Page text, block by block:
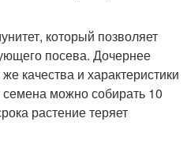
который позволяет
посева. Дочернее
качества и характеристики
можно собирать 10
растение теряет